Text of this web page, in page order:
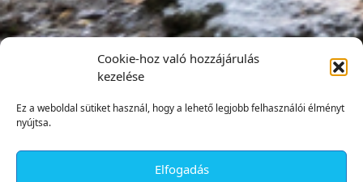
Cookie-hoz való hozzájárulás
kezelése
Ez a weboldal sütiket használ, hogy a lehető legjobb felhasználói élményt
nyújtsa.
Elfogadás